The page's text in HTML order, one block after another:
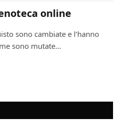
online
sono cambiate e l’hanno
sono mutate…